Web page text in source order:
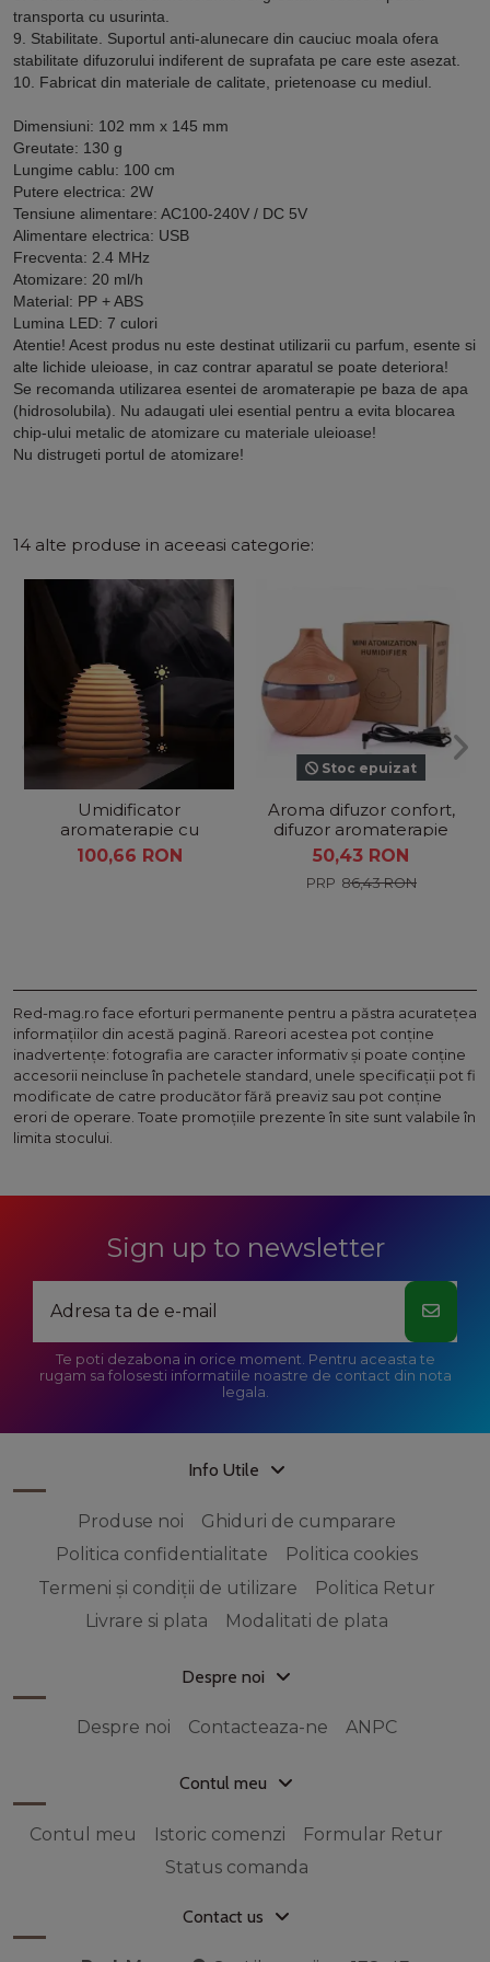
transporta cu usurinta.
9. Stabilitate. Suportul anti-alunecare din cauciuc moala ofera
stabilitate difuzorului indiferent de suprafata pe care este asezat.
10. Fabricat din materiale de calitate, prietenoase cu mediul.
Dimensiuni: 102 mm x 145 mm
Greutate: 130 g
Lungime cablu: 100 cm
Putere electrica: 2W
Tensiune alimentare: AC100-240V / DC 5V
Alimentare electrica: USB
Frecventa: 2.4 MHz
Atomizare: 20 ml/h
Material: PP + ABS
Lumina LED: 7 culori
Atentie! Acest produs nu este destinat utilizarii cu parfum, esente si
alte lichide uleioase, in caz contrar aparatul se poate deteriora!
Se recomanda utilizarea esentei de aromaterapie pe baza de apa
(hidrosolubila). Nu adaugati ulei esential pentru a evita blocarea
chip-ului metalic de atomizare cu materiale uleioase!
Nu distrugeti portul de atomizare!
14 alte produse in aceeasi categorie:
Umidificator
aromaterapie cu
lampa si control tactil,
Lighthouse
100,66 RON
Stoc epuizat
Aroma difuzor confort,
difuzor aromaterapie
50,43 RON
86,43 RON
Red-mag.ro face eforturi permanente pentru a păstra acurateţea
informaţiilor din acestă pagină. Rareori acestea pot conţine
inadvertenţe: fotografia are caracter informativ şi poate conţine
accesorii neincluse în pachetele standard, unele specificaţii pot fi
modificate de catre producător fără preaviz sau pot conţine
erori de operare. Toate promoţiile prezente în site sunt valabile în
limita stocului.
Sign up to newsletter
Te poti dezabona in orice moment. Pentru aceasta te
rugam sa folosesti informatiile noastre de contact din nota
legala.
Info Utile
Produse noi
Ghiduri de cumparare
Politica confidentialitate
Politica cookies
Termeni și condiții de utilizare
Politica Retur
Livrare si plata
Modalitati de plata
Despre noi
Despre noi Contacteaza-ne ANPC
Contul meu
Contul meu Istoric comenzi
Formular Retur
Status comanda
Contact us